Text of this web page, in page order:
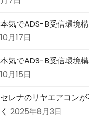
本気でADS-B受信環境
10月17日
本気でADS-B受信環境
10月15日
セレナのリヤエアコン
く 2025年8月3日